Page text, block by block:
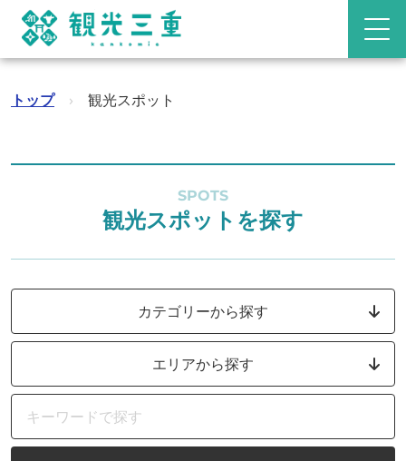
トップ › 観光スポット
SPOTS
観光スポットを探す
カテゴリーから探す
エリアから探す